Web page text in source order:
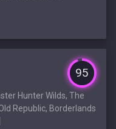
95
Hunter Wilds, The
Republic, Borderlands